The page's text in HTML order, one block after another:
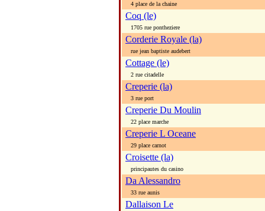
4 place de la chaine
Coq (le)
1705 rue pontheziere
Corderie Royale (la)
rue jean baptiste audebert
Cottage (le)
2 rue citadelle
Creperie (la)
3 rue port
Creperie Du Moulin
22 place marche
Creperie L Oceane
29 place carnot
Croisette (la)
principautes du casino
Da Alessandro
33 rue aunis
Dallaison Le